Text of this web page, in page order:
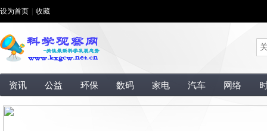
设为首页 收藏
资讯 公益 环保 数码 家电 汽车 网络